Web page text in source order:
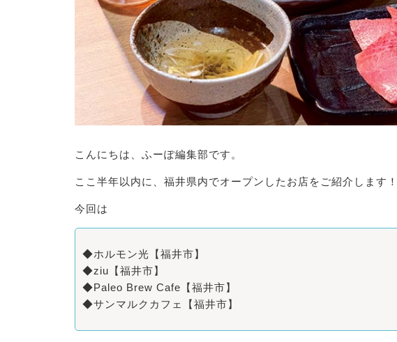
こんにちは、ふーぽ編集部です。
ここ半年以内に、福井県内でオープンしたお店をご紹介します！
今回は
◆ホルモン光 【福井市】
◆ziu 【福井市】
◆Paleo Brew Cafe 【福井市】
◆サンマルクカフェ 【福井市】